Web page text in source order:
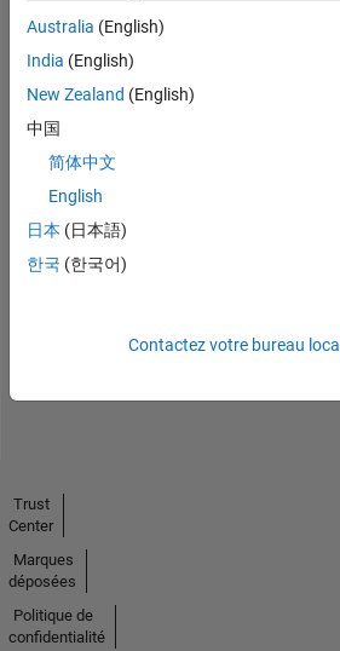
Pas
Australia (English)
India (English)
New Zealand (English)
中国
简体中文
English
日本 (日本語)
한국 (한국어)
Contactez votre bureau local
Trust
Center
Marques
déposées
Politique de
confidentialité